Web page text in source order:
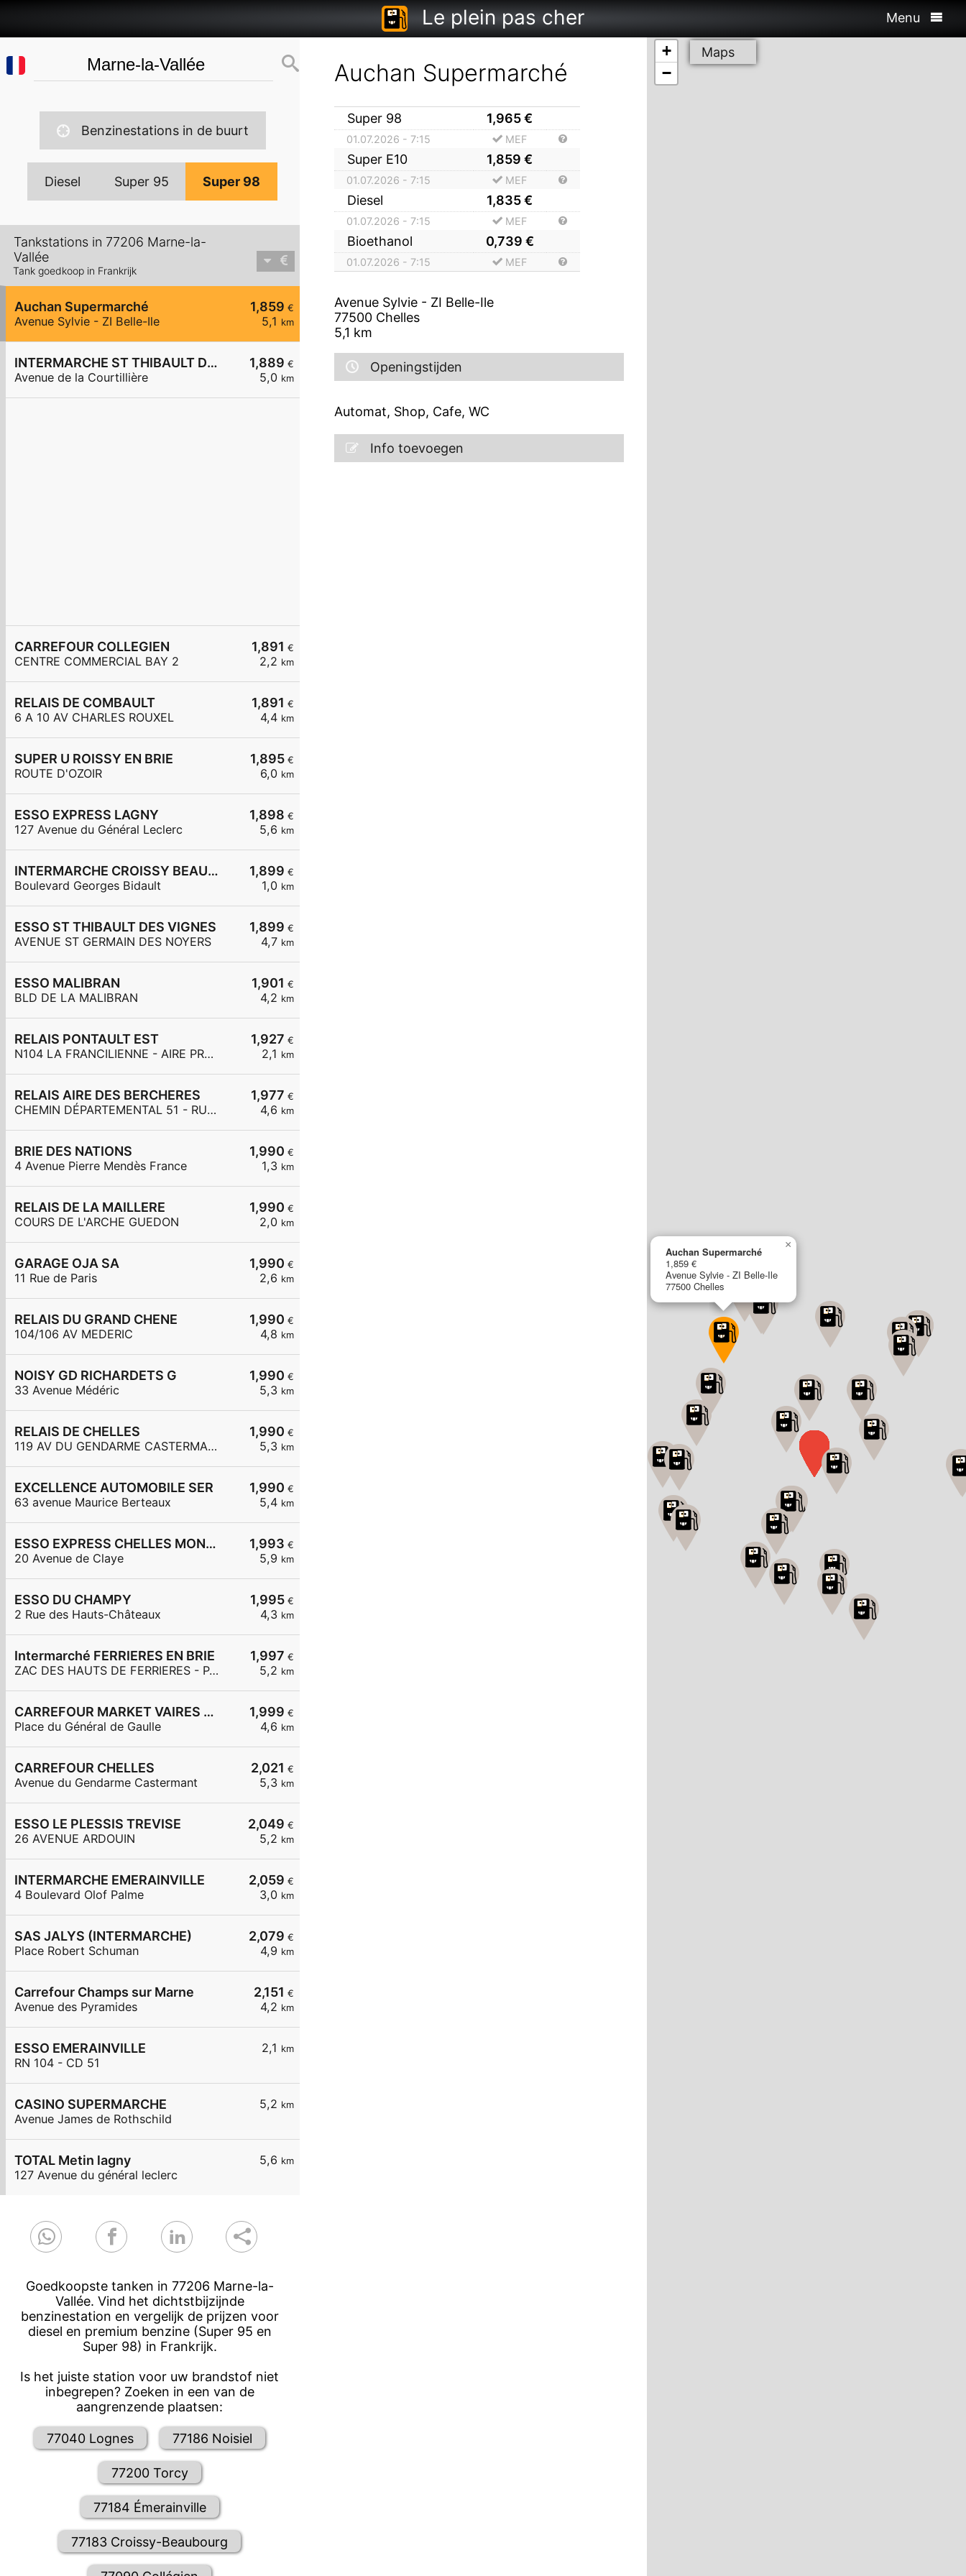
Le plein pas cher Menu
Benzinestations in de buurt
Diesel Super 95 Super 98
Tankstations in 77206 Marne-la-
Vallée
Tank goedkoop in Frankrijk
1,859 €
5,1 km
Auchan Supermarché
Avenue Sylvie - ZI Belle-Ile
1,889 €
5,0 km
INTERMARCHE ST THIBAULT DES VIGNES
Avenue de la Courtillière
1,891 €
2,2 km
CARREFOUR COLLEGIEN
CENTRE COMMERCIAL BAY 2
1,891 €
4,4 km
RELAIS DE COMBAULT
6 A 10 AV CHARLES ROUXEL
1,895 €
6,0 km
SUPER U ROISSY EN BRIE
ROUTE D'OZOIR
1,898 €
5,6 km
ESSO EXPRESS LAGNY
127 Avenue du Général Leclerc
1,899 €
1,0 km
INTERMARCHE CROISSY BEAUBOURG
Boulevard Georges Bidault
1,899 €
4,7 km
ESSO ST THIBAULT DES VIGNES
AVENUE ST GERMAIN DES NOYERS
1,901 €
4,2 km
ESSO MALIBRAN
BLD DE LA MALIBRAN
1,927 €
2,1 km
RELAIS PONTAULT EST
N104 LA FRANCILIENNE - AIRE PRE DE L'AULNES ET DE LA GDE MAR
1,977 €
4,6 km
RELAIS AIRE DES BERCHERES
CHEMIN DÉPARTEMENTAL 51 - RUE DES BERCHÈRES
1,990 €
1,3 km
BRIE DES NATIONS
4 Avenue Pierre Mendès France
1,990 €
2,0 km
RELAIS DE LA MAILLERE
COURS DE L'ARCHE GUEDON
1,990 €
2,6 km
GARAGE OJA SA
11 Rue de Paris
1,990 €
4,8 km
RELAIS DU GRAND CHENE
104/106 AV MEDERIC
1,990 €
5,3 km
NOISY GD RICHARDETS G
33 Avenue Médéric
1,990 €
5,3 km
RELAIS DE CHELLES
119 AV DU GENDARME CASTERMANT
1,990 €
5,4 km
EXCELLENCE AUTOMOBILE SER
63 avenue Maurice Berteaux
1,993 €
5,9 km
ESSO EXPRESS CHELLES MONT CHALAS
20 Avenue de Claye
1,995 €
4,3 km
ESSO DU CHAMPY
2 Rue des Hauts-Châteaux
1,997 €
5,2 km
Intermarché FERRIERES EN BRIE
ZAC DES HAUTS DE FERRIERES - PARC DES MERLETTES
1,999 €
4,6 km
CARREFOUR MARKET VAIRES SUR MARNE
Place du Général de Gaulle
2,021 €
5,3 km
CARREFOUR CHELLES
Avenue du Gendarme Castermant
2,049 €
5,2 km
ESSO LE PLESSIS TREVISE
26 AVENUE ARDOUIN
2,059 €
3,0 km
INTERMARCHE EMERAINVILLE
4 Boulevard Olof Palme
2,079 €
4,9 km
SAS JALYS (INTERMARCHE)
Place Robert Schuman
2,151 €
4,2 km
Carrefour Champs sur Marne
Avenue des Pyramides
2,1 km
ESSO EMERAINVILLE
RN 104 - CD 51
5,2 km
CASINO SUPERMARCHE
Avenue James de Rothschild
5,6 km
TOTAL Metin lagny
127 Avenue du général leclerc
Goedkoopste tanken in 77206 Marne-la-
Vallée. Vind het dichtstbijzijnde
benzinestation en vergelijk de prijzen voor
diesel en premium benzine (Super 95 en
Super 98) in Frankrijk.
Is het juiste station voor uw brandstof niet
inbegrepen? Zoeken in een van de
aangrenzende plaatsen:
77040 Lognes 77186 Noisiel
77200 Torcy
77184 Émerainville
77183 Croissy-Beaubourg
Auchan Supermarché
Super 98 1,965€
01.07.2026 - 7:15 MEF
Super E10 1,859 €
01.07.2026 - 7:15 MEF
Diesel 1,835€
01.07.2026 - 7:15 MEF
Bioethanol 0,739 €
01.07.2026 - 7:15 MEF
Avenue Sylvie - ZI Belle-Ile
77500 Chelles
5,1 km
Openingstijden
Automat, Shop, Cafe, WC
Info toevoegen
Auchan Supermarché
1,859 €
Avenue Sylvie - ZI Belle-Ile
77500 Chelles
×
+
−
Maps